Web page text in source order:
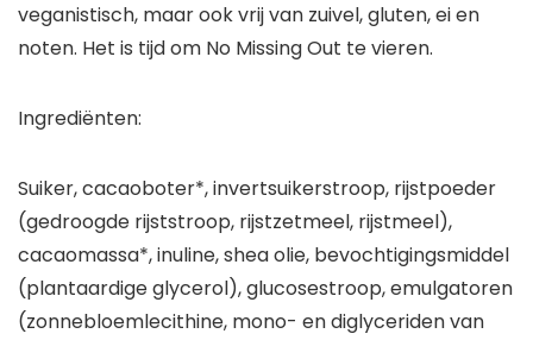
veganistisch, maar ook vrij van zuivel, gluten, ei en
noten. Het is tijd om No Missing Out te vieren.
Ingrediënten:
Suiker, cacaoboter*, invertsuikerstroop, rijstpoeder
(gedroogde rijststroop, rijstzetmeel, rijstmeel),
cacaomassa*, inuline, shea olie, bevochtigingsmiddel
(plantaardige glycerol), glucosestroop, emulgatoren
(zonnebloemlecithine, mono- en diglyceriden van